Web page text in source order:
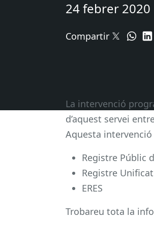
24 febrer 2020
Compartir
La intervenció
d’aquest servei
Aquesta
Registre Públic
Registre
ERES
Trobareu tota la